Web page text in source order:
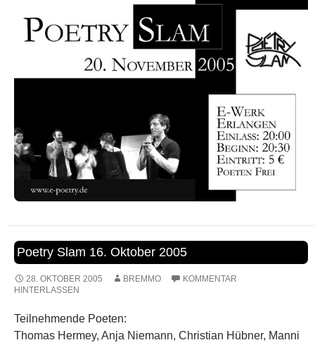
Poetry Slam 16. Oktober 2005
28. OKTOBER 2005 BREMMO
KOMMENTAR
HINTERLASSEN
Teilnehmende Poeten:
Thomas Hermey, Anja Niemann, Christian Hübner, Manni